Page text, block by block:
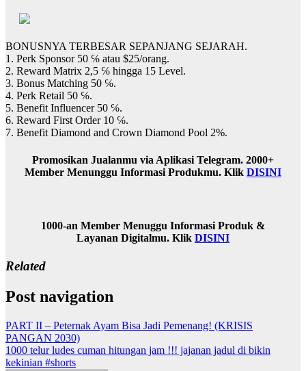
BONUSNYA TERBESAR SEPANJANG SEJARAH.
1. Perk Sponsor 50 ℅ atau $25/orang.
2. Reward Matrix 2,5 ℅ hingga 15 Level.
3. Bonus Matching 50 ℅.
4. Perk Retail 50 ℅.
5. Benefit Influencer 50 ℅.
6. Reward First Order 10 ℅.
7. Benefit Diamond and Crown Diamond Pool 2%.
Promosikan Jualanmu via Aplikasi Telegram. 2000+
Member Menunggu Informasi Produkmu. Klik DISINI
1000-an Member Menuggu Informasi Produk &
Layanan Digitalmu. Klik DISINI
Related
Post navigation
PART II – Peternak Ayam Bisa Jadi Pemenang! (KRISIS
PANGAN 2030)
1000 telur ludes cuman hitungan jam !!! jajanan jadul di bikin
kekinian #shorts